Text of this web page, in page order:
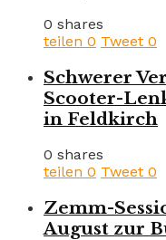
0 shares
teilen 0 Tweet 0
Schwerer
Scooter-
in Feldkirch
0 shares
teilen 0 Tweet 0
Zemm-
August zur